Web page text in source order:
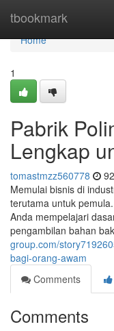
tbookmark
Home
Home
1
Pabrik
Lengkap
tomastmzz560778
Memulai bisnis di
terutama untuk
Anda mempelajari
pengambilan bahan
group.com/
bagi-orang-awam
Comments
Comments